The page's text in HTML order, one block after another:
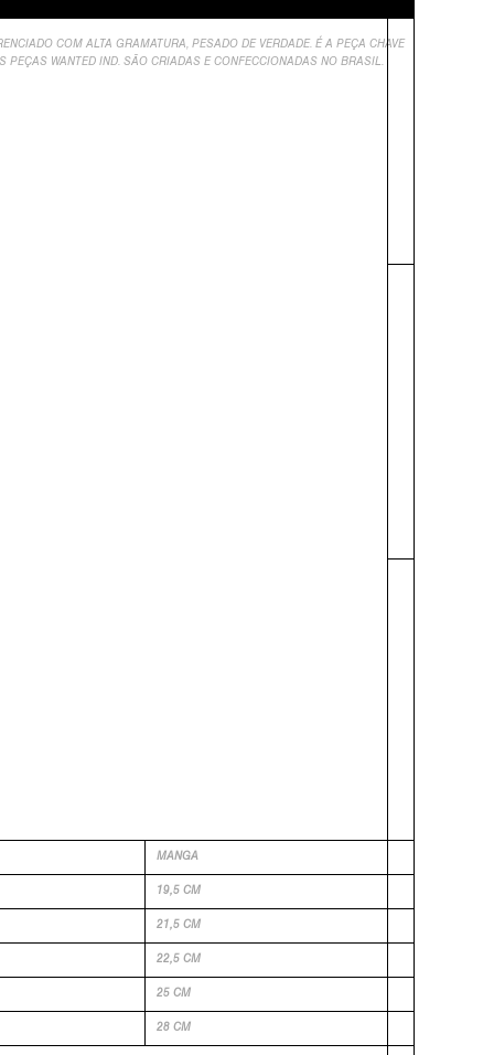
COM ALTA GRAMATURA, PESADO DE VERDADE. É A PEÇA CHAVE
PEÇAS WANTED IND. SÃO CRIADAS E CONFECCIONADAS NO BRASIL.
MANGA
19,5 CM
21,5 CM
22,5 CM
25 CM
28 CM